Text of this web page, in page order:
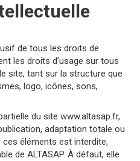
de tous les droits de
les droits d’usage sur tous
site, tant sur la structure que
logo, icônes, sons,
du site www.altasap.fr,
adaptation totale ou
ces éléments est interdite,
de ALTASAP. À défaut, elle